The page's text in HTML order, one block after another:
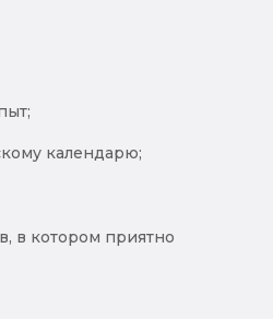
календарю;
в котором приятно